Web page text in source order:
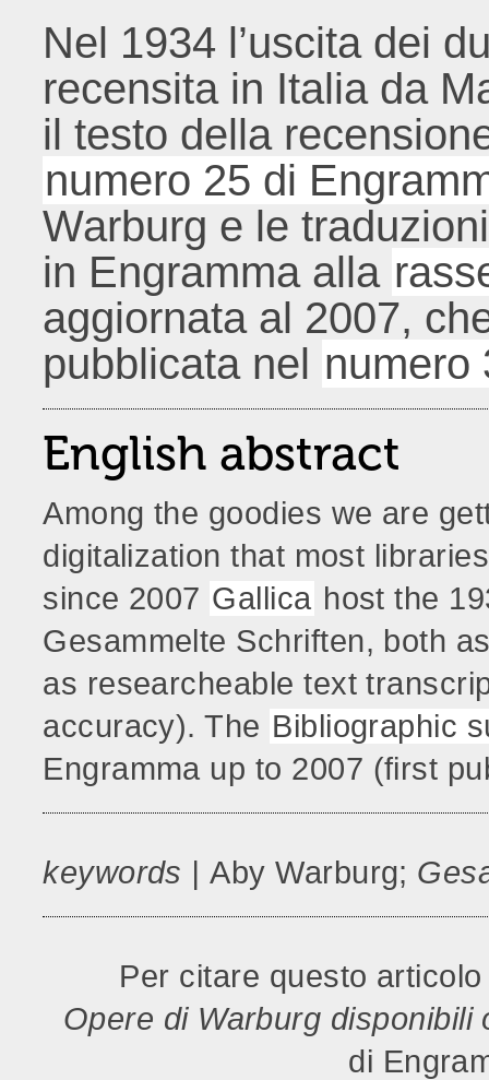
Nel 1934 l’uscita dei
recensita in Italia da
il testo della
numero 25 di
Warburg e le
in Engramma alla
aggiornata al 2007,
pubblicata nel numero
English abstract
Among the goodies we are
digitalization that most
since 2007 Gallica host the
Gesammelte Schriften, both
as researcheable text
accuracy). The Bibliographic
Engramma up to 2007 (first
keywords |Aby Warburg;
Per citare questo
Opere di Warburg disponibili
di